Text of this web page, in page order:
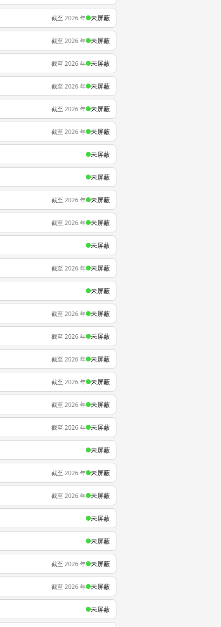
截至 2026 年 未屏蔽
截至 2026 年 未屏蔽
截至 2026 年 未屏蔽
截至 2026 年 未屏蔽
截至 2026 年 未屏蔽
截至 2026 年 未屏蔽
未屏蔽
未屏蔽
截至 2026 年 未屏蔽
截至 2026 年 未屏蔽
未屏蔽
截至 2026 年 未屏蔽
未屏蔽
截至 2026 年 未屏蔽
截至 2026 年 未屏蔽
截至 2026 年 未屏蔽
截至 2026 年 未屏蔽
截至 2026 年 未屏蔽
截至 2026 年 未屏蔽
未屏蔽
截至 2026 年 未屏蔽
截至 2026 年 未屏蔽
未屏蔽
未屏蔽
截至 2026 年 未屏蔽
截至 2026 年 未屏蔽
未屏蔽